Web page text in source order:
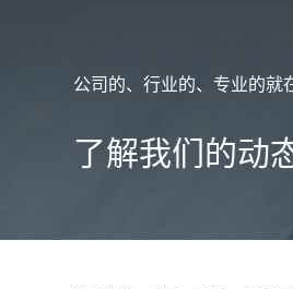
公司的、行业的、专业的就
了解我们的动